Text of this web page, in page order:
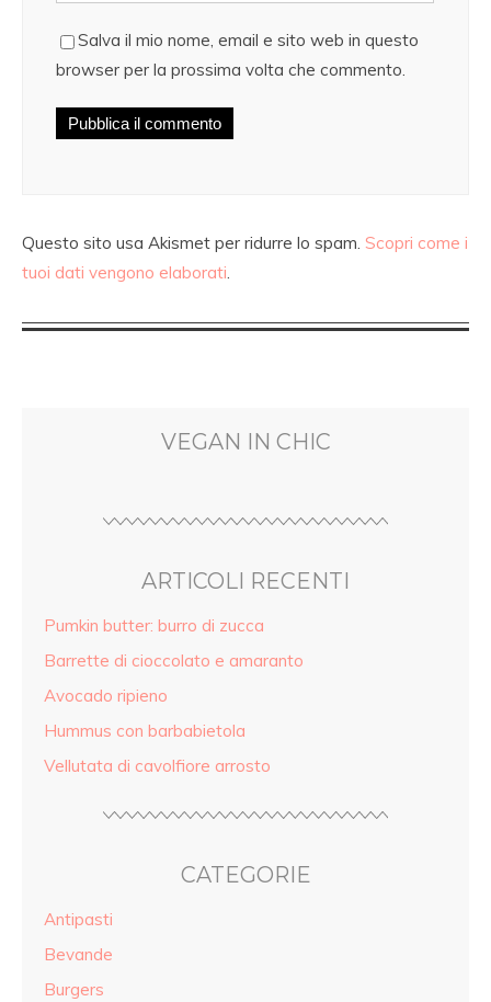
Salva il mio nome, email e sito web in questo
browser per la prossima volta che commento.
Questo sito usa Akismet per ridurre lo spam. Scopri come i
tuoi dati vengono elaborati.
VEGAN IN CHIC
ARTICOLI RECENTI
Pumkin butter: burro di zucca
Barrette di cioccolato e amaranto
Avocado ripieno
Hummus con barbabietola
Vellutata di cavolfiore arrosto
CATEGORIE
Antipasti
Bevande
Burgers